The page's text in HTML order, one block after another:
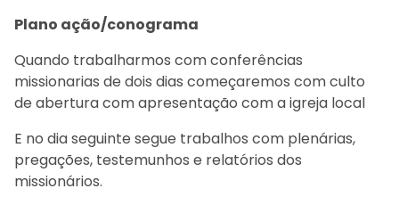
Plano ação/conograma
Quando trabalharmos com conferências
missionarias de dois dias começaremos com culto
de abertura com apresentação com a igreja local
E no dia seguinte segue trabalhos com plenárias,
pregações, testemunhos e relatórios dos
missionários.